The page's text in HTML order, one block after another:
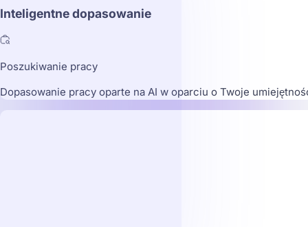
Inteligentne dopasowanie
Poszukiwanie pracy
Dopasowanie pracy oparte na AI w oparciu o Twoje